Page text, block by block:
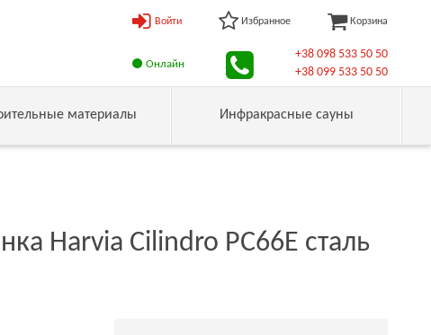
Войти Избранное Корзина
Онлайн
+38 098 533 50 50
+38 099 533 50 50
материалы Инфракрасные сауны
Harvia Cilindro PC66E сталь